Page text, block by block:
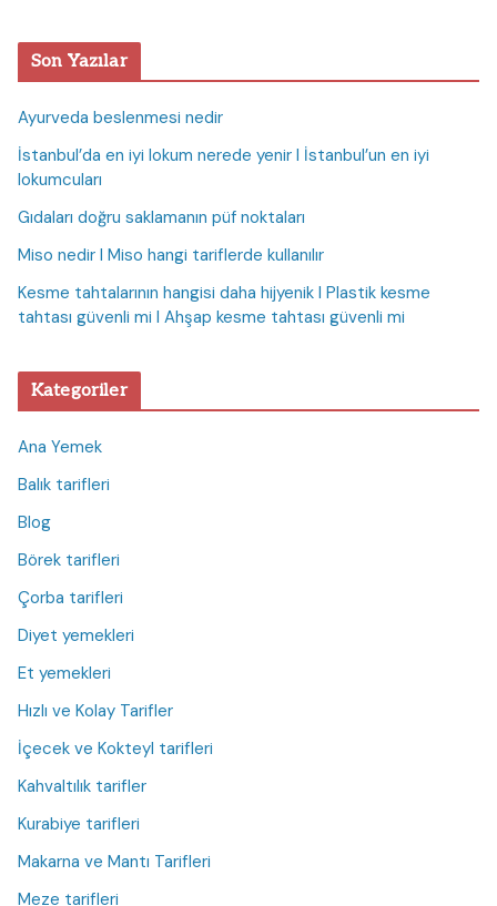
Son Yazılar
Ayurveda beslenmesi nedir
İstanbul’da en iyi lokum nerede yenir I İstanbul’un en iyi
lokumcuları
Gıdaları doğru saklamanın püf noktaları
Miso nedir I Miso hangi tariflerde kullanılır
Kesme tahtalarının hangisi daha hijyenik I Plastik kesme
tahtası güvenli mi I Ahşap kesme tahtası güvenli mi
Kategoriler
Ana Yemek
Balık tarifleri
Blog
Börek tarifleri
Çorba tarifleri
Diyet yemekleri
Et yemekleri
Hızlı ve Kolay Tarifler
İçecek ve Kokteyl tarifleri
Kahvaltılık tarifler
Kurabiye tarifleri
Makarna ve Mantı Tarifleri
Meze tarifleri